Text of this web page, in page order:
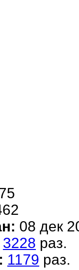
08 дек
3228 раз.
1179 раз.